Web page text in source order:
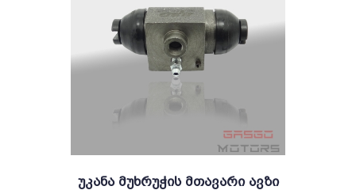
Უკანა Მუხრუჭის Მთავარი Ავზი